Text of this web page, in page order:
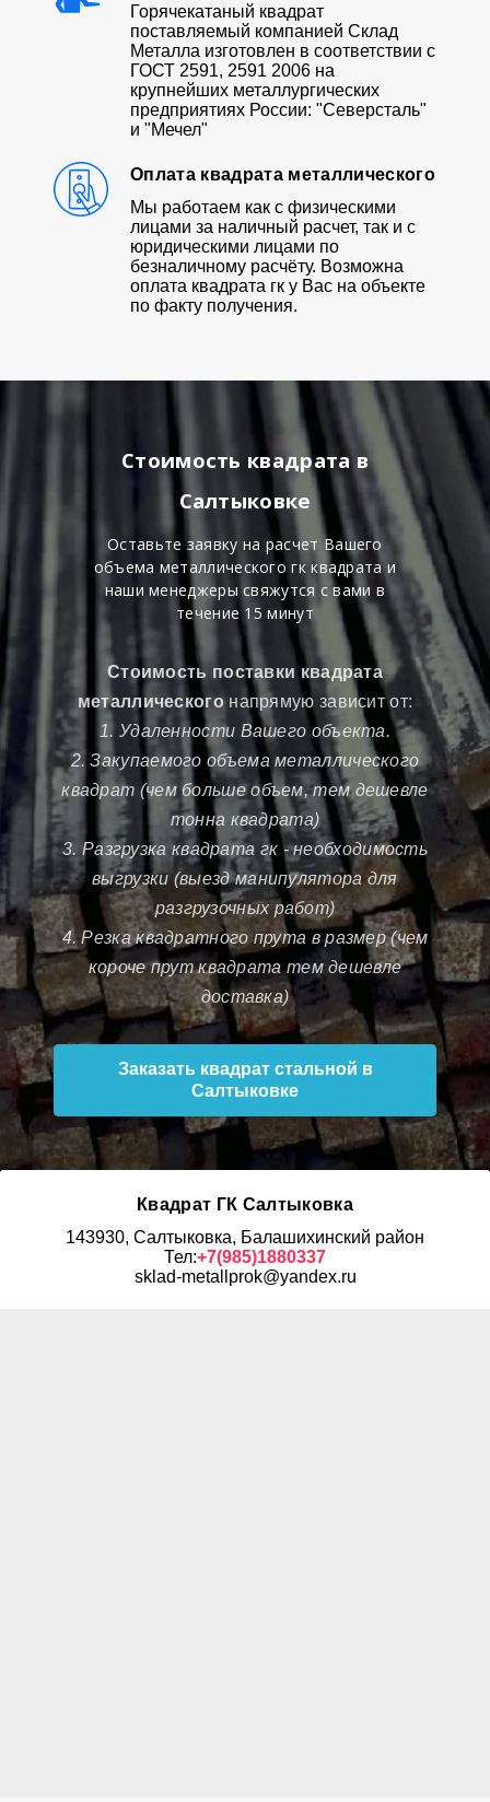
Горячекатаный квадрат
поставляемый компанией Склад
Металла изготовлен в соответствии с
ГОСТ 2591, 2591 2006 на
крупнейших металлургических
предприятиях России: "Северсталь"
и "Мечел"
Оплата квадрата металлического
Мы работаем как с физическими
лицами за наличный расчет, так и с
юридическими лицами по
безналичному расчёту. Возможна
оплата квадрата гк у Вас на объекте
по факту получения.
Стоимость квадрата в
Салтыковке
Оставьте заявку на расчет Вашего
объема металлического гк квадрата и
наши менеджеры свяжутся с вами в
течение 15 минут
Стоимость поставки квадрата
металлического напрямую зависит от:
1. Удаленности Вашего объекта.
2. Закупаемого объема металлического
квадрат (чем больше объем, тем дешевле
тонна квадрата)
3. Разгрузка квадрата гк - необходимость
выгрузки (выезд манипулятора для
разгрузочных работ)
4. Резка квадратного прута в размер (чем
короче прут квадрата тем дешевле
доставка)
Заказать квадрат стальной в
Салтыковке
Квадрат ГК Салтыковка
143930, Салтыковка, Балашихинский район
Тел:+7(985)1880337
sklad-metallprok@yandex.ru